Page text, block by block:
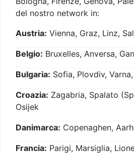
del nostro network in:
Austria: Vienna, Graz, Linz,
Belgio: Bruxelles, Anversa,
Bulgaria: Sofia, Plovdiv,
Croazia: Zagabria, Spalato
Osijek
Danimarca: Copenaghen,
Francia: Parigi, Marsiglia,